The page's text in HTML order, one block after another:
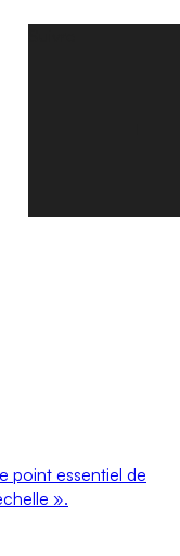
point essentiel de
».